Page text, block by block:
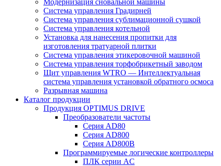
Модернизация сновальной машины
Система управления Градирней
Система управления сублимационной сушкой
Система управления котельной
Установка для нанесения пропитки для
изготовления тратуарной плитки
Система управления этикеровочной машиной
Система управления торфобрикетный заводом
Щит управления WTRO — Интеллектуальная
система управления установкой обратного осмоса
Разрывная машина
Каталог продукции
Продукция OPTIMUS DRIVE
Преобразователи частоты
Серия AD80
Серия AD800
Серия AD800B
Программируемые логические контроллеры
ПЛК серии AC